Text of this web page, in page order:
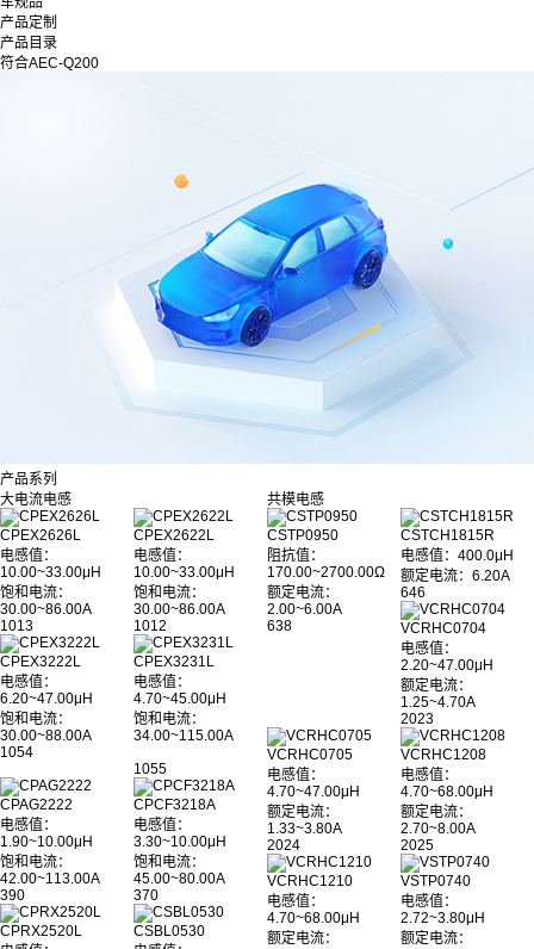
产品定制
产品目录
符合AEC-Q200
产品系列
大电流电感
CPEX2626L
电感值：
10.00~33.00μH
饱和电流：
30.00~86.00A
1013
CPEX2622L
电感值：
10.00~33.00μH
饱和电流：
30.00~86.00A
1012
CPEX3222L
电感值：
6.20~47.00μH
饱和电流：
30.00~88.00A
1054
CPEX3231L
电感值：
4.70~45.00μH
饱和电流：
34.00~115.00A
1055
CPAG2222
电感值：
1.90~10.00μH
饱和电流：
42.00~113.00A
390
CPCF3218A
电感值：
3.30~10.00μH
饱和电流：
45.00~80.00A
370
CPRX2520L
CSBL0530
共模电感
CSTP0950
阻抗值：
170.00~2700.00Ω
额定电流：
2.00~6.00A
638
CSTCH1815R
电感值 ：400.0μH
额定电流：6.20A
646
VCRHC0704
电感值：
2.20~47.00μH
额定电流：
1.25~4.70A
2023
VCRHC0705
电感值：
4.70~47.00μH
额定电流：
1.33~3.80A
2024
VCRHC1208
电感值：
4.70~68.00μH
额定电流：
2.70~8.00A
2025
VCRHC1210
电感值：
4.70~68.00μH
额定电流：
VSTP0740
电感值：
2.72~3.80μH
额定电流：